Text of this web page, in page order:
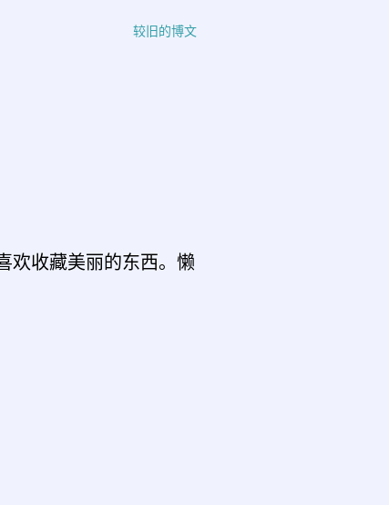
较旧的博文
欢收藏美丽的东西。懒